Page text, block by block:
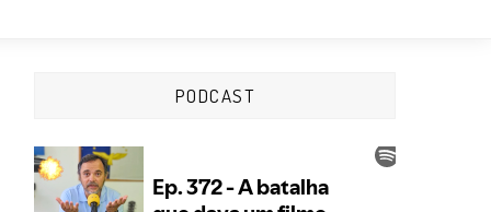
PODCAST